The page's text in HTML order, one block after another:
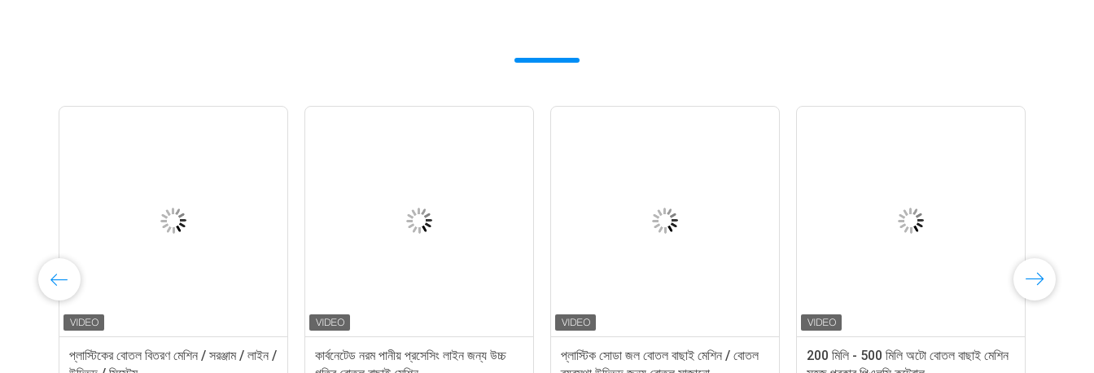
প্লাস্টিকের বোতল বিতরণ মেশিন / সরঞ্জাম / লাইন /
কার্বনেটেড নরম পানীয় প্রসেসিং লাইন জন্য উচ্চ
প্লাস্টিক সোডা জল বোতল বাছাই মেশিন / বোতল
200 মিলি - 500 মিলি অটো বোতল বাছাই মেশিন